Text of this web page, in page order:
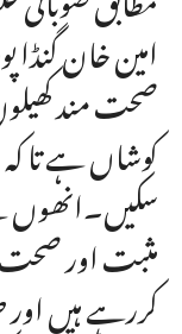
امین خان گنڈا
صحت مند
کوشاں ہے تا کہ
سکیں۔انھوں
مثبت اور صحت
کررہے ہیں